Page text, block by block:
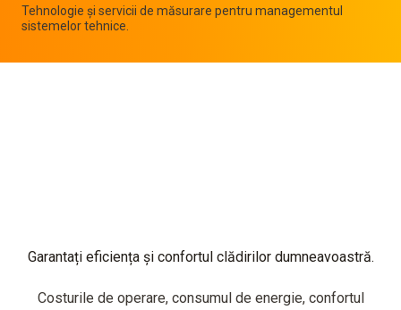
Tehnologie și servicii de măsurare pentru managementul
sistemelor tehnice.
Garantați eficiența și confortul clădirilor dumneavoastră.
Costurile de operare, consumul de energie, confortul